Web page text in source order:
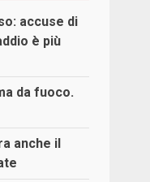
accuse di
è più
da fuoco.
anche il